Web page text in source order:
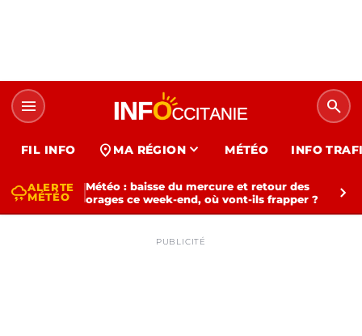
menu search
FIL INFO location_on MA RÉGION expand_more MÉTÉO INFO
thunderstormALERTE
MÉTÉO
Météo : baisse du mercure et retour des
orages ce week-end, où vont-ils frapper ?
chevron_right
PUBLICITÉ